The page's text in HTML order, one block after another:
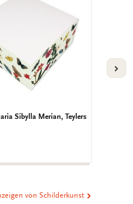
Sibylla Merian, Teylers
von Schilderkunst